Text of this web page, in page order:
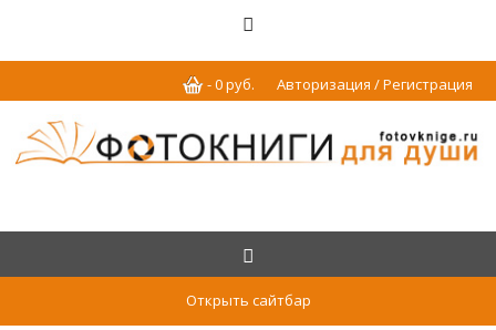
Авторизация / Регистрация
-0руб.
Открыть сайтбар